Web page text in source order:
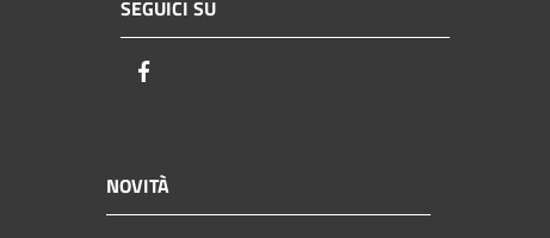
SEGUICI SU
NOVITÀ